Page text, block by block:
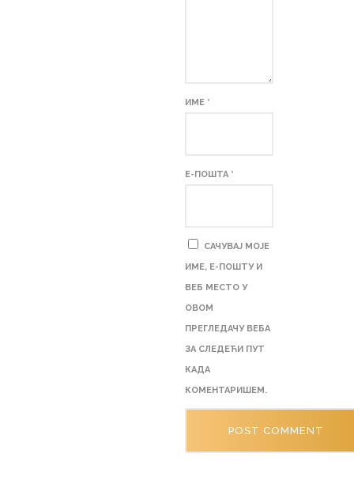
ИМЕ *
Е-ПОШТА *
САЧУВАЈ МОЈЕ
ИМЕ, Е-ПОШТУ И
ВЕБ МЕСТО У
ОВОМ
ПРЕГЛЕДАЧУ ВЕБА
ЗА СЛЕДЕЋИ ПУТ
КАДА
КОМЕНТАРИШЕМ.